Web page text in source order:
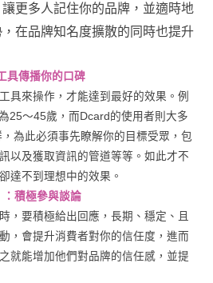
讓更多人記住你的品牌，並適時地
在品牌知名度擴散的同時也提升
具傳播你的口碑
具來操作，才能達到最好的效果。例
25～45歲，而Dcard的使用者則大多
為此必須事先瞭解你的目標受眾，包
以及獲取資訊的管道等等。如此才不
達不到理想中的效果。
積極參與談論
，要積極給出回應，長期、穩定、且
，會提升消費者對你的信任度，進而
就能增加他們對品牌的信任感，並提